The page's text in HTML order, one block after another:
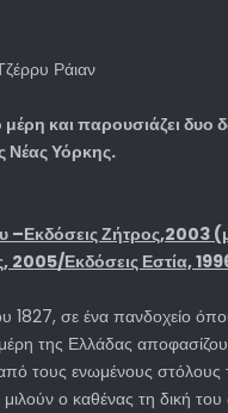
Ράιαν
και παρουσιάζει δυο
Νέας Υόρκης.
–Εκδόσεις Ζήτρος,2003
2005/Εκδόσεις Εστία,
1827, σε ένα πανδοχείο
της Ελλάδας
τους ενωμένους
ο καθένας τη δική του